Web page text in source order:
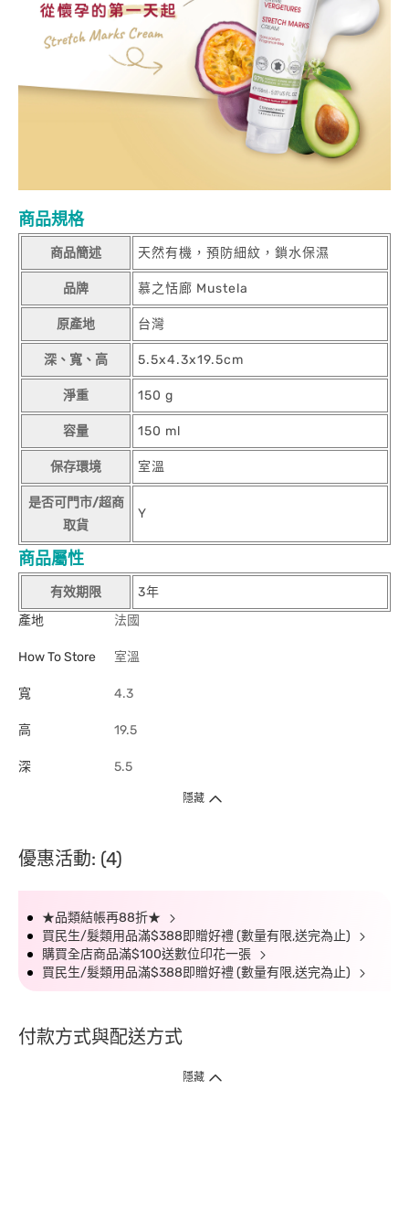
商品規格
商品簡述 天然有機，預防細紋，鎖水保濕
品牌 慕之恬廊 Mustela
原產地 台灣
深、寬、高 5.5x4.3x19.5cm
淨重 150 g
容量 150 ml
保存環境 室溫
是否可門市/超商
取貨
Y
商品屬性
有效期限
3年
產地
法國
How To Store 室溫
寬 4.3
高 19.5
深 5.5
隱藏
優惠活動: (4)
★品類結帳再88折★
買民生/髮類用品滿$388即贈好禮 (數量有限,送完為止)
購買全店商品滿$100送數位印花一張
買民生/髮類用品滿$388即贈好禮 (數量有限,送完為止)
付款方式與配送方式
隱藏